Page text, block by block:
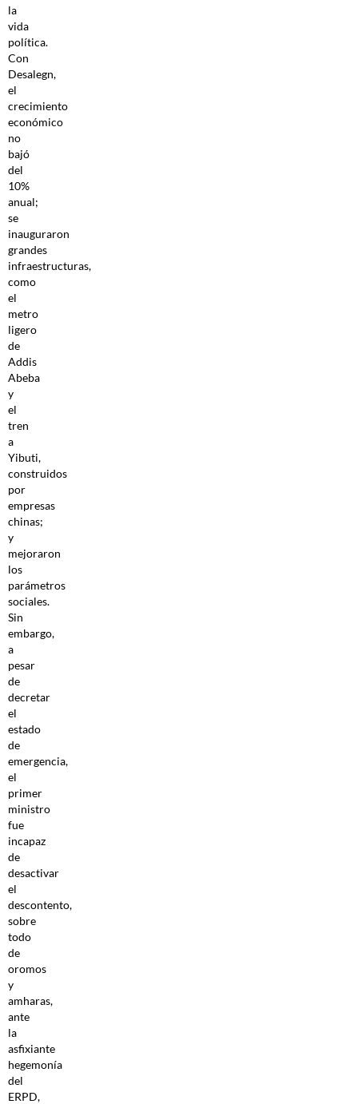
la
vida
política.
Con
Desalegn,
el
crecimiento
económico
no
bajó
del
10%
anual;
se
inauguraron
grandes
infraestructuras,
como
el
metro
ligero
de
Addis
Abeba
y
el
tren
a
Yibuti,
construidos
por
empresas
chinas;
y
mejoraron
los
parámetros
sociales.
Sin
embargo,
a
pesar
de
decretar
el
estado
de
emergencia,
el
primer
ministro
fue
incapaz
de
desactivar
el
descontento,
sobre
todo
de
oromos
y
amharas,
ante
la
asfixiante
hegemonía
del
ERPD,